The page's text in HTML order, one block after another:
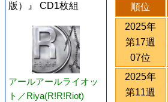
版）』 CD1枚組
アールアールライオッ
ト／Riya(R!R!Riot)
順位
2025年
第17週
07位
2025年
第11週